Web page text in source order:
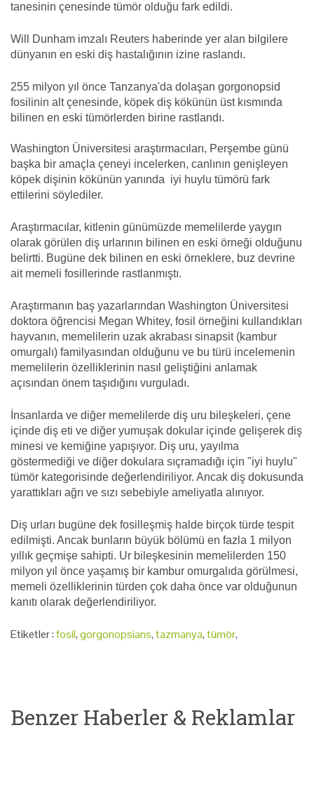
tanesinin çenesinde tümör olduğu fark edildi.
Will Dunham imzalı Reuters haberinde yer alan bilgilere
dünyanın en eski diş hastalığının izine raslandı.
255 milyon yıl önce Tanzanya'da dolaşan gorgonopsid
fosilinin alt çenesinde, köpek diş kökünün üst kısmında
bilinen en eski tümörlerden birine rastlandı.
Washington Üniversitesi araştırmacıları, Perşembe günü
başka bir amaçla çeneyi incelerken, canlının genişleyen
köpek dişinin kökünün yanında iyi huylu tümörü fark
ettilerini söylediler.
Araştırmacılar, kitlenin günümüzde memelilerde yaygın
olarak görülen diş urlarının bilinen en eski örneği olduğunu
belirtti. Bugüne dek bilinen en eski örneklere, buz devrine
ait memeli fosillerinde rastlanmıştı.
Araştırmanın baş yazarlarından Washington Üniversitesi
doktora öğrencisi Megan Whitey, fosil örneğini kullandıkları
hayvanın, memelilerin uzak akrabası sinapsit (kambur
omurgalı) familyasından olduğunu ve bu türü incelemenin
memelilerin özelliklerinin nasıl geliştiğini anlamak
açısından önem taşıdığını vurguladı.
İnsanlarda ve diğer memelilerde diş uru bileşkeleri, çene
içinde diş eti ve diğer yumuşak dokular içinde gelişerek diş
minesi ve kemiğine yapışıyor. Diş uru, yayılma
göstermediği ve diğer dokulara sıçramadığı için "iyi huylu"
tümör kategorisinde değerlendiriliyor. Ancak diş dokusunda
yarattıkları ağrı ve sızı sebebiyle ameliyatla alınıyor.
Diş urları bugüne dek fosilleşmiş halde birçok türde tespit
edilmişti. Ancak bunların büyük bölümü en fazla 1 milyon
yıllık geçmişe sahipti. Ur bileşkesinin memelilerden 150
milyon yıl önce yaşamış bir kambur omurgalıda görülmesi,
memeli özelliklerinin türden çok daha önce var olduğunun
kanıtı olarak değerlendiriliyor.
Etiketler :fosil,gorgonopsians,tazmanya,tümör,
Benzer Haberler & Reklamlar